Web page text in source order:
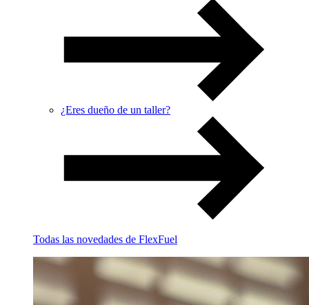
¿Eres dueño de un taller?
Todas las novedades de FlexFuel